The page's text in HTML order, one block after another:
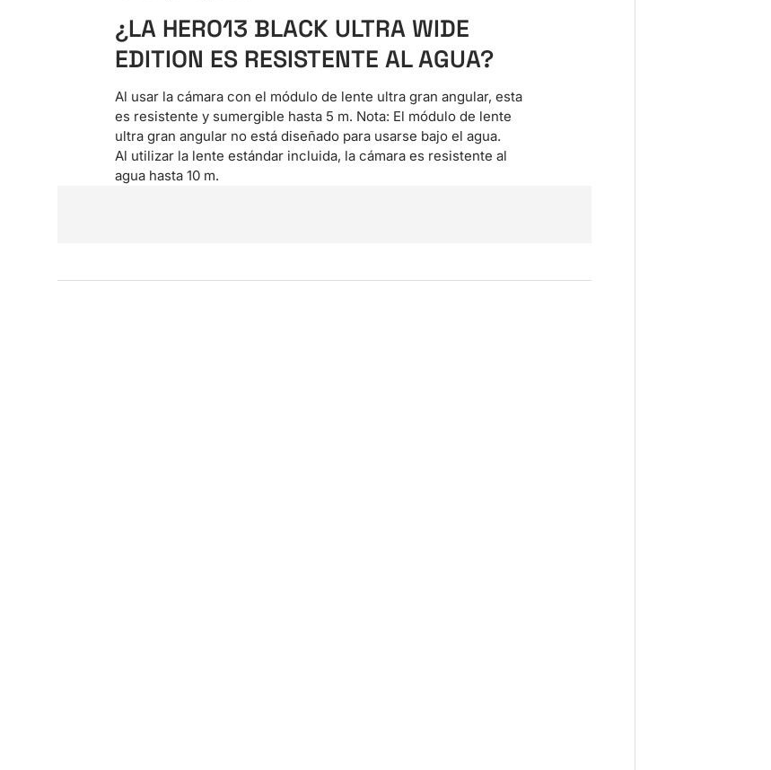
¿LA HERO13 BLACK ULTRA WIDE
EDITION ES RESISTENTE AL AGUA?
Al usar la cámara con el módulo de lente ultra gran angular, esta
es resistente y sumergible hasta 5 m. Nota: El módulo de lente
ultra gran angular no está diseñado para usarse bajo el agua.
Al utilizar la lente estándar incluida, la cámara es resistente al
agua hasta 10 m.